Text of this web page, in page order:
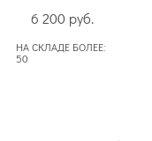
6 200 руб.
НА СКЛАДЕ БОЛЕЕ:
50